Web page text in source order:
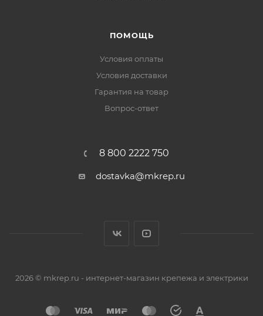
ПОМОЩЬ
Условия оплаты
Условия доставки
Гарантия на товар
Вопрос-ответ
8 800 2222 750
dostavka@mkrep.ru
2026 © mkrep.ru - интернет-магазин крепежа и электрики